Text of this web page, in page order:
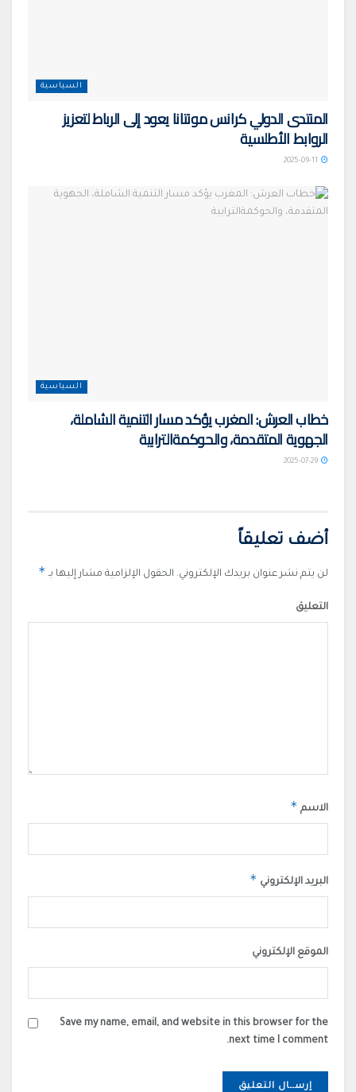
السياسية
المنتدى الدولي كرانس مونتانا يعود إلى الرباط لتعزيز
الروابط الأطلسية
السياسية
خطاب العرش: المغرب يؤكد مسار التنمية الشاملة،
الجهوية المتقدمة، والحوكمةالترابية
أضف تعليقاً
لن يتم نشر عنوان بريدك الإلكتروني. الحقول الإلزامية مشار إليها بـ *
التعليق
الاسم *
البريد الإلكتروني *
الموقع الإلكتروني
Save my name, email, and website in this browser for the
next time I comment.